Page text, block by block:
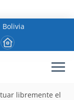
Bolivia
libremente el